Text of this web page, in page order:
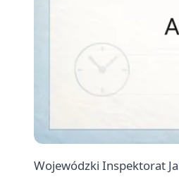
Wojewódzki Inspektorat